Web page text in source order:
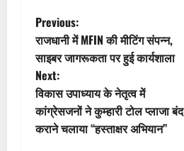
P
o
s
t
Previous:
राजधानी में MFIN की मीटिंग संपन्न,
साइबर जागरूकता पर हुई कार्यशाला
Next:
विकास उपाध्याय के नेतृत्व में
कांग्रेसजनों ने कुम्हारी टोल प्लाजा बंद
कराने चलाया ‘‘हस्ताक्षर अभियान’’